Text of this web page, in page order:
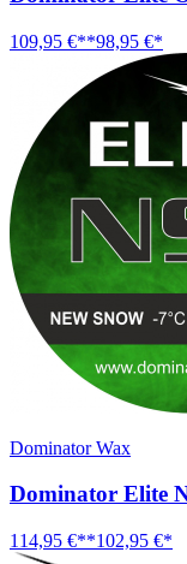
109,95 €**98,95 €*
Dominator Wax
Dominator Elite
114,95 €**102,95 €*